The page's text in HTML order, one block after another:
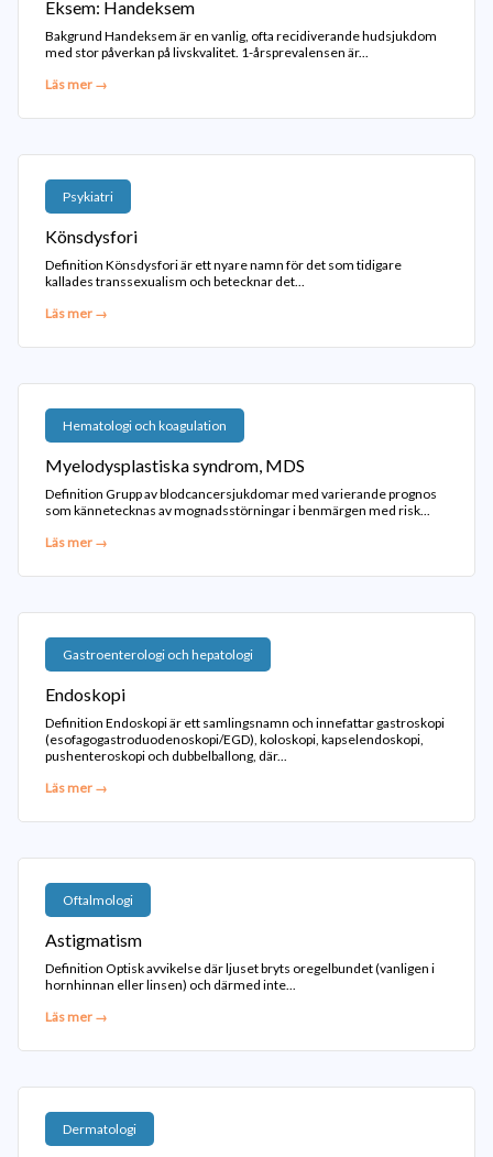
Eksem: Handeksem
Bakgrund Handeksem är en vanlig, ofta recidiverande hudsjukdom
med stor påverkan på livskvalitet. 1-årsprevalensen är...
Läs mer →
Psykiatri
Könsdysfori
Definition Könsdysfori är ett nyare namn för det som tidigare
kallades transsexualism och betecknar det...
Läs mer →
Hematologi och koagulation
Myelodysplastiska syndrom, MDS
Definition Grupp av blodcancersjukdomar med varierande prognos
som kännetecknas av mognadsstörningar i benmärgen med risk...
Läs mer →
Gastroenterologi och hepatologi
Endoskopi
Definition Endoskopi är ett samlingsnamn och innefattar gastroskopi
(esofagogastroduodenoskopi/EGD), koloskopi, kapselendoskopi,
pushenteroskopi och dubbelballong, där...
Läs mer →
Oftalmologi
Astigmatism
Definition Optisk avvikelse där ljuset bryts oregelbundet (vanligen i
hornhinnan eller linsen) och därmed inte...
Läs mer →
Dermatologi